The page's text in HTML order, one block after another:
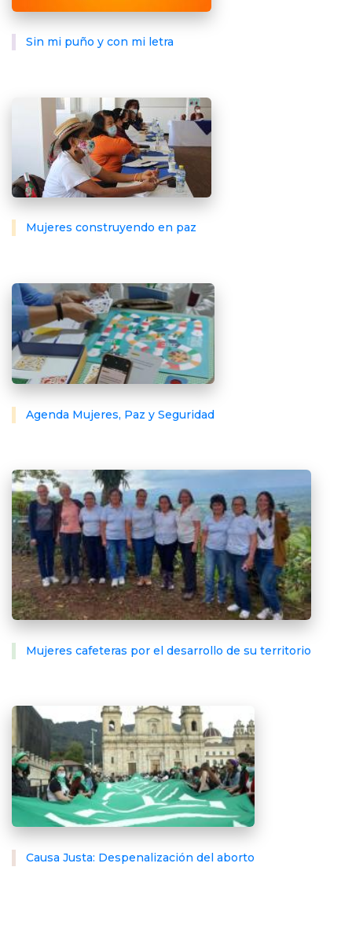
Sin mi puño y con mi letra
Mujeres construyendo en paz
Agenda Mujeres, Paz y Seguridad
Mujeres cafeteras por el desarrollo de su territorio
Causa Justa: Despenalización del aborto